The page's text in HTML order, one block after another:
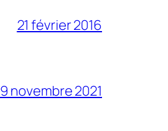
21 février 2016
9 novembre 2021